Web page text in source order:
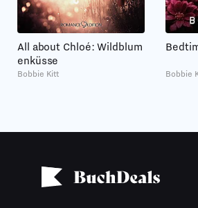
All about Chloé: Wildblum
enküsse
Bobbie Kitt Bobbie